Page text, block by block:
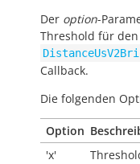
Der option-
Threshold für den
Callback.
Die folgenden
Option
'x'